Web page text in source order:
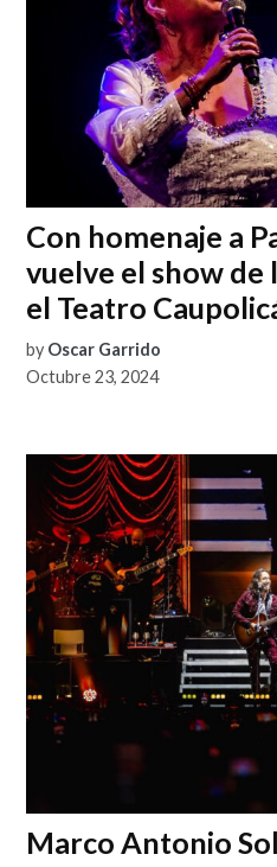
Con homenaje a
vuelve el show de
el Teatro
by Oscar Garrido
Octubre 23, 2024
Marco Antonio